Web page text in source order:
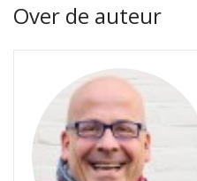
Over de auteur